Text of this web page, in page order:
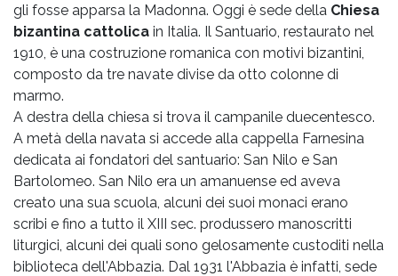
gli fosse apparsa la Madonna. Oggi è sede della Chiesa
bizantina cattolica in Italia. Il Santuario, restaurato nel
1910, è una costruzione romanica con motivi bizantini,
composto da tre navate divise da otto colonne di
marmo.
A destra della chiesa si trova il campanile duecentesco.
A metà della navata si accede alla cappella Farnesina
dedicata ai fondatori del santuario: San Nilo e San
Bartolomeo. San Nilo era un amanuense ed aveva
creato una sua scuola, alcuni dei suoi monaci erano
scribi e fino a tutto il XIII sec. produssero manoscritti
liturgici, alcuni dei quali sono gelosamente custoditi nella
biblioteca dell'Abbazia. Dal 1931 l'Abbazia è infatti, sede